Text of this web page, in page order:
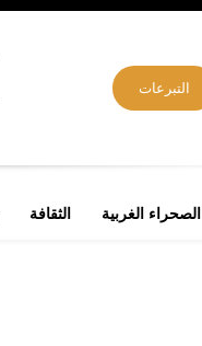
التبرعات
الصحراء الغربية الثقافة